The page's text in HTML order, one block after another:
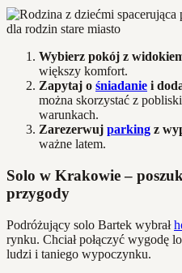
Wybierz pokój z
większy komfort.
Zapytaj o śniadanie i
można skorzystać z
warunkach.
Zarezerwuj parking z
ważne latem.
Solo w Krakowie –
przygody
Podróżujący solo Bartek wybrał
rynku. Chciał połączyć wygodę
ludzi i taniego wypoczynku.